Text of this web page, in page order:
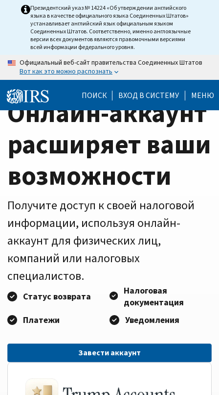
HomeПрезидентский указ № 14224 «Об утверждении английского
языка в качестве официального языка Соединенных Штатов»
устанавливает английский язык официальным языком
Соединенных Штатов. Соответственно, именно англоязычные
версии всех документов являются правомочными версиями
всей информации федерального уровня.
Официальный веб-сайт правительства Соединенных Штатов
Вот как это можно распознать
ПОИСК ВХОД В СИСТЕМУ МЕНЮ
Онлайн-аккаунт
расширяет ваши
возможности
Получите доступ к своей налоговой
информации, используя онлайн-
аккаунт для физических лиц,
компаний или налоговых
специалистов.
Статус возврата
Налоговая
документация
Платежи
Уведомления
Завести аккаунт